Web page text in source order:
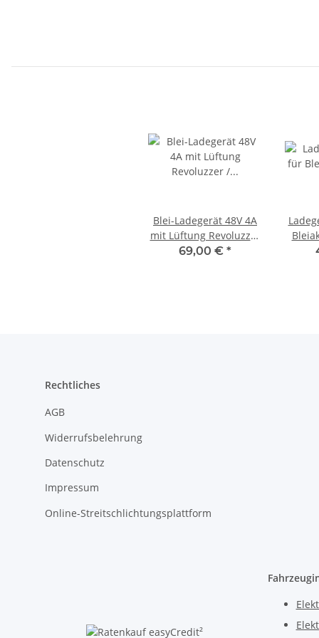
Blei-Ladegerät 48V 4A
mit Lüftung Revoluzzer
/ Revoluzzi
69,00 € *
Tante
Rechtliches
AGB
Widerrufsbelehrung
Datenschutz
Impressum
Online-Streitschlichtungsplattform
²